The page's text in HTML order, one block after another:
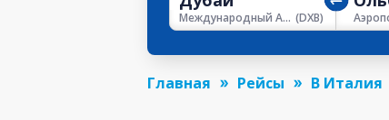
Международный Аэропорт Дубая (DXB)
Главная Рейсы В Италия